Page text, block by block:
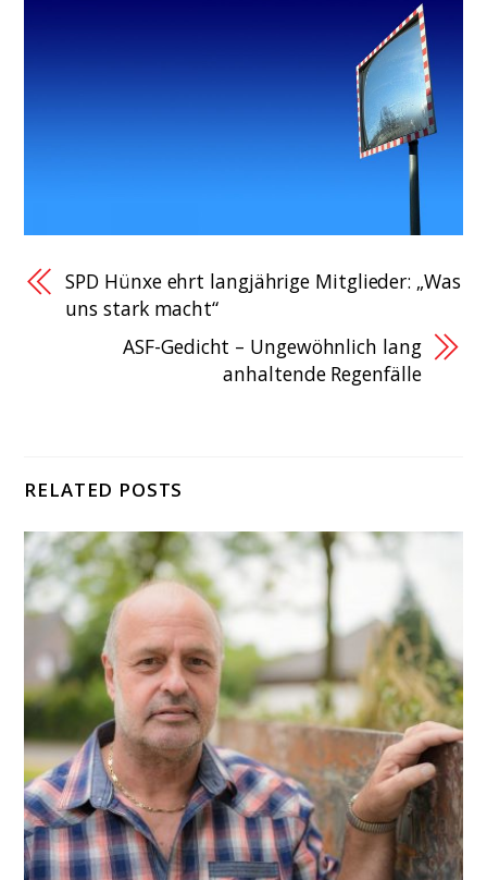
SPD Hünxe ehrt langjährige Mitglieder: „Was
uns stark macht“
ASF-Gedicht – Ungewöhnlich lang
anhaltende Regenfälle
RELATED POSTS